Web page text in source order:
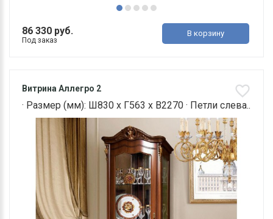
86 330 руб.
Под заказ
В корзину
Витрина Аллегро 2
· Размер (мм): Ш830 х Г563 х В2270 · Петли слева..